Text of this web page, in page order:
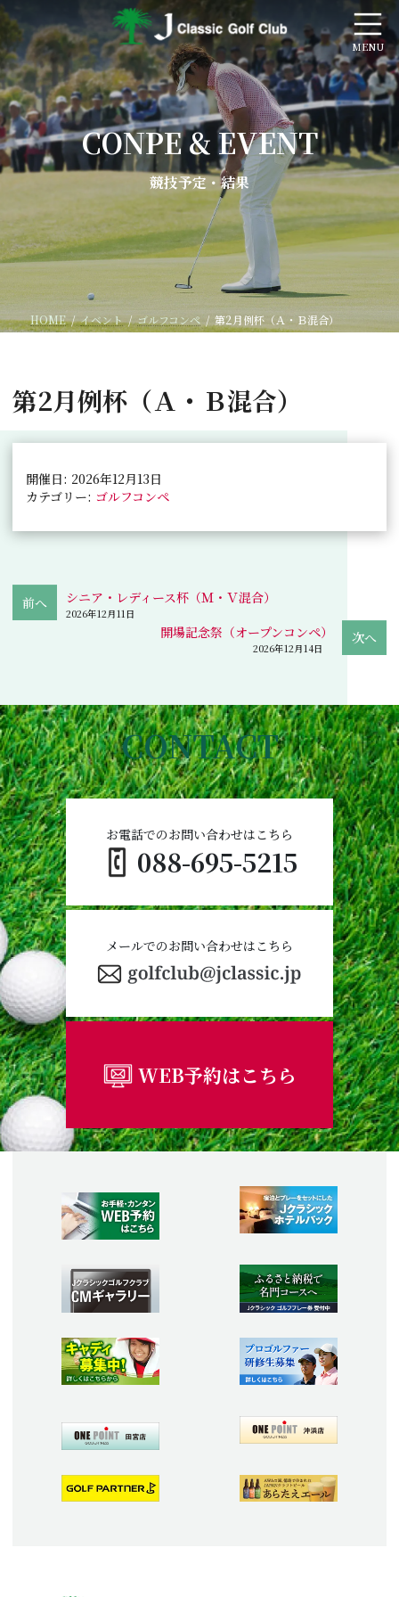
コ
ン
テ
ン
ツ
へ
ス
キ
ッ
プ
ナ
ビ
ゲ
ー
シ
ョ
ン
に
移
動
CONPE & EVENT
競技予定・結果
HOME イベント ゴルフコンペ 第2月例杯（Ａ・Ｂ混合）
第2月例杯（Ａ・Ｂ混合）
開催日: 2026年12月13日
カテゴリー: ゴルフコンペ
シニア・レディース杯（Ｍ・Ｖ混合）
2026年12月11日
開場記念祭（オープンコンペ）
2026年12月14日
CONTACT
088-695-5215
お電話でのお問い合わせはこちら
メールでのお問い合わせはこちら
WEB予約はこちら